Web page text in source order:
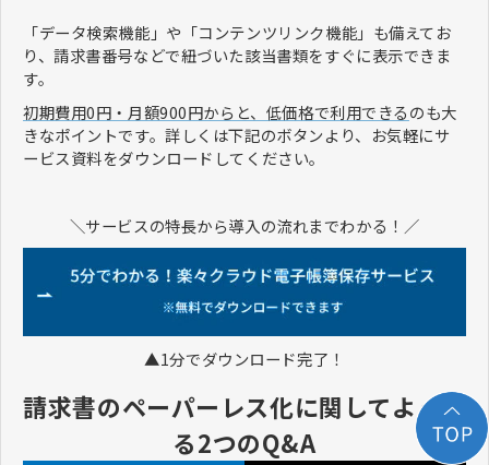
「データ検索機能」や「コンテンツリンク機能」も備えてお
り、請求書番号などで紐づいた該当書類をすぐに表示できま
す。
初期費用0円・月額900円からと、低価格で利用できるのも大
きなポイントです。詳しくは下記のボタンより、お気軽にサ
ービス資料をダウンロードしてください。
＼サービスの特長から導入の流れまでわかる！／
▲1分でダウンロード完了！
請求書のペーパーレス化に関してよくあ
る2つのQ&A